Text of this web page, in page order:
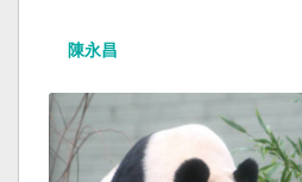
陳永昌